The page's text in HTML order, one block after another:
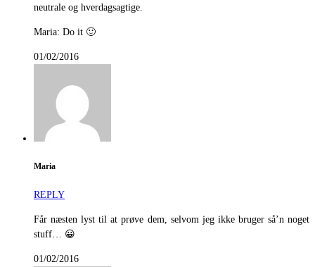
neutrale og hverdagsagtige.
Maria: Do it 🙂
01/02/2016
Maria
REPLY
Får næsten lyst til at prøve dem, selvom jeg ikke bruger så’n noget
stuff… 😀
01/02/2016